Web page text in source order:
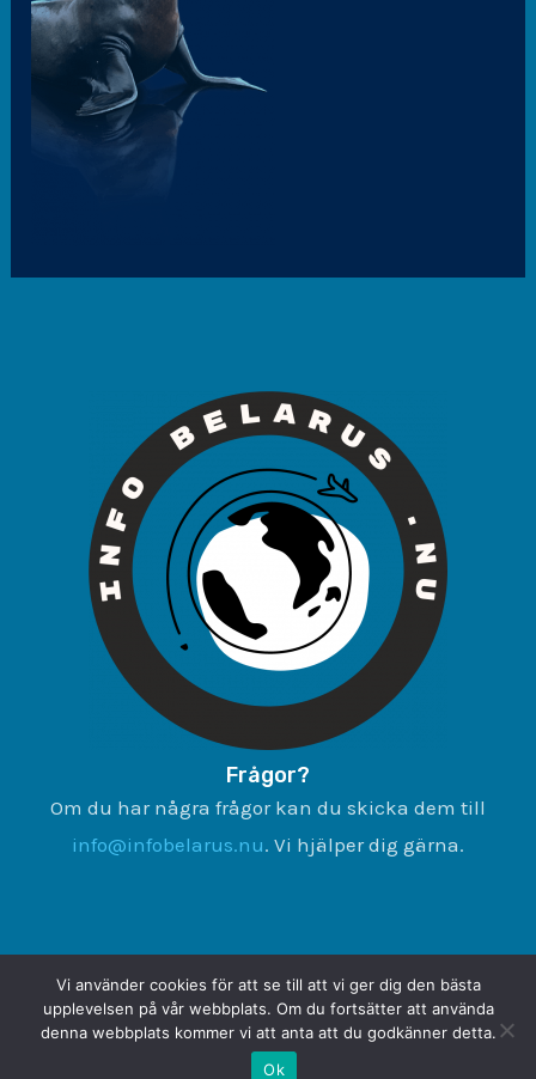
Frågor?
Om du har några frågor kan du skicka dem till
info@infobelarus.nu. Vi hjälper dig gärna.
Copyright © 2026 infobelarus.nu
Vi använder cookies för att se till att vi ger dig den bästa
upplevelsen på vår webbplats. Om du fortsätter att använda
denna webbplats kommer vi att anta att du godkänner detta.
Ok